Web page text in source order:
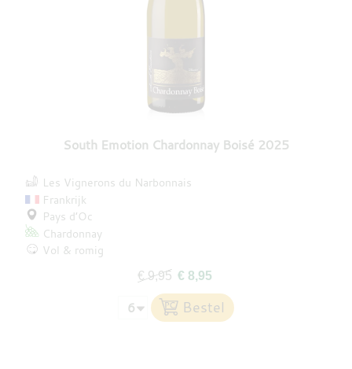
South Emotion Chardonnay Boisé 2025
Les Vignerons du Narbonnais
Frankrijk
Pays d’Oc
Chardonnay
Vol & romig
€ 9,95 € 8,95